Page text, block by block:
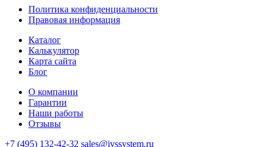
Политика конфиденциальности
Правовая информация
Каталог
Калькулятор
Карта сайта
Блог
О компании
Гарантии
Наши работы
Отзывы
+7 (495) 132-42-32 sales@ivssystem.ru